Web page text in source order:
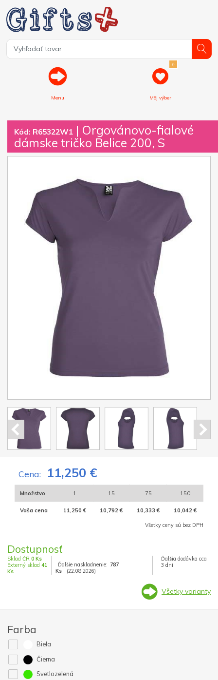
Menu
0
Môj výber
Kód: R65322W1 | Orgovánovo-fialové
dámske tričko Belice 200, S
Cena: 11,250 €
Množstvo 1 15 75 150
Vaša cena 11,250 € 10,792 € 10,333 € 10,042 €
Všetky ceny sú bez DPH
Dostupnosť
Sklad ČR 0 Ks
Externý sklad 41
Ks
Ďalšie naskladnenie: 787
Ks
(22.08.2026)
Ďalšia dodávka cca
3 dni
Všetky varianty
Farba
Biela
Čierna
Svetlozelená